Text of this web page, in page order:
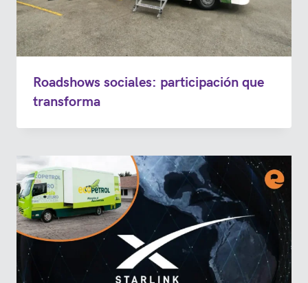
Roadshows sociales: participación que
transforma